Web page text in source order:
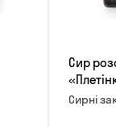
Сир
Сирні